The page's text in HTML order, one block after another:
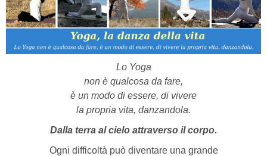
Lo Yoga
non è qualcosa da fare,
è un modo di essere, di vivere
la propria vita, danzandola.
Dalla terra al cielo attraverso il corpo.
Ogni difficoltà può diventare una grande